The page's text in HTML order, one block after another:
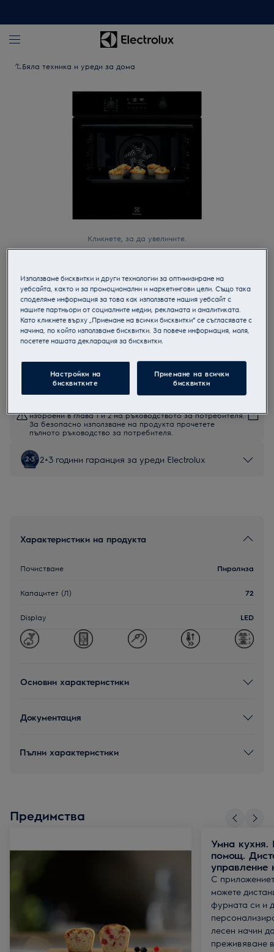
Бяла техника и уреди за дома
Кликнете, за да увеличите.
EOD6P77WZ
Пиролитична фурна
Инструкциите за безопасност и предупрежденията за
изброени в глава 1 и 2 на ръководството за потребителя.
За безопасно използване на продукта прочетете
пълното ръководство за потребителя.
2+3 години гаранция за уреди Electrolux
Характеристики на продукта
Почистване Пиролиза
Капацитет (Л) 72
Display LED
Основни характеристики
Документация
Пълни характеристики
Предимства
Умна кухня.
помощ.
управление
С
можете
фурната си и
лесен начин
преживяване
Използваме бисквитки и други технологии за оптимизиране на
уебсайта, както и за промоционални и маркетингови цели. Също така
споделяме информация за това как използвате нашия уебсайт с
нашите партньори от социалните медии, рекламата и аналитиката.
Като кликнете върху „Приемане на всички бисквитки“ се съгласявате с
начина, по който използваме бисквитки. За повече информация, моля,
посетете нашата декларация за бисквитки.
Настройки на
бисквитките
Приемане на всички
бисквитки